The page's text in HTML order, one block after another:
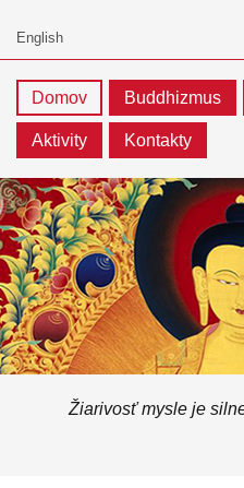
Domov Buddhizmus
Aktivity Kontakty
Žiarivosť mysle je